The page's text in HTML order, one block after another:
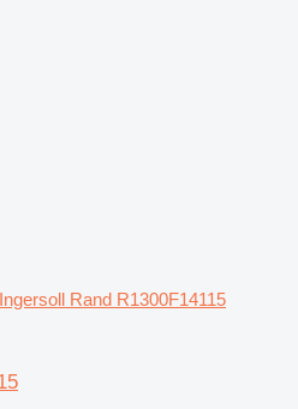
Ingersoll Rand R1300F14115